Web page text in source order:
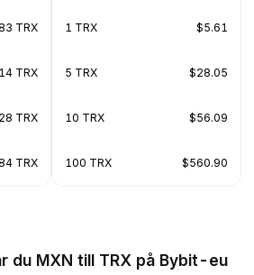
TRX
TRX
TRX
TRX
1 TRX $5.61
5 TRX $28.05
10 TRX $56.09
100 TRX $560.90
du MXN till TRX på Bybit-eu